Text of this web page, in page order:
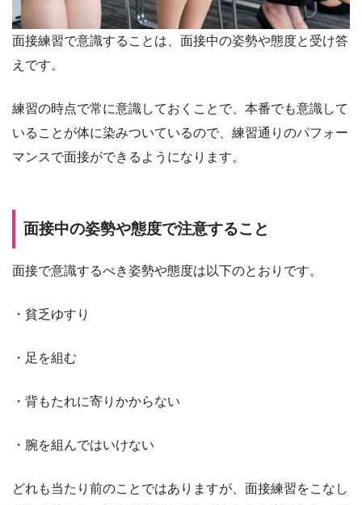
面接練習で意識することは、面接中の姿勢や態度と受け答
えです。
練習の時点で常に意識しておくことで、本番でも意識して
いることが体に染みついているので、練習通りのパフォー
マンスで面接ができるようになります。
面接中の姿勢や態度で注意すること
面接で意識するべき姿勢や態度は以下のとおりです。
・貧乏ゆすり
・足を組む
・背もたれに寄りかからない
・腕を組んではいけない
どれも当たり前のことではありますが、面接練習をこなし